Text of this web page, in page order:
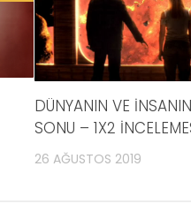
DÜNYANIN VE İNSANIN
SONU – 1X2
26 AĞUSTOS 2019